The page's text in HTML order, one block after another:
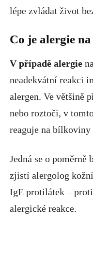
lépe zvládat život
Co je alergie
V případě alergie
neadekvátní reakci
alergen. Ve většině
nebo roztoči, v
reaguje na bílkoviny
Jedná se o poměrně
zjistí alergolog
IgE protilátek –
alergické reakce.